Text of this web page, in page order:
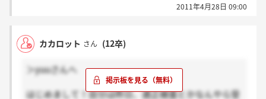
2011年4月28日 09:00
カカロット さん (12卒)
＞yuuさんへ
はじめまして！自分は昨日、適正検査とかなんやら受